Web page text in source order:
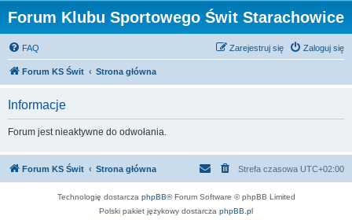
Forum Klubu Sportowego Świt Starachowice
FAQ Zaloguj się
Zarejestruj się
Forum KS Świt Strona główna
Informacje
Forum jest nieaktywne do odwołania.
Forum KS Świt Strona główna Strefa czasowa UTC+02:00
Technologię dostarcza phpBB® Forum Software © phpBB Limited
Polski pakiet językowy dostarcza phpBB.pl